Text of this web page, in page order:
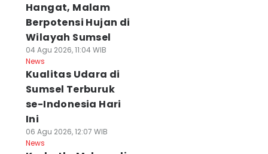
Hangat, Malam
Berpotensi Hujan di
Wilayah Sumsel
04 Agu 2026, 11:04 WIB
News
Kualitas Udara di
Sumsel Terburuk
se-Indonesia Hari
Ini
06 Agu 2026, 12:07 WIB
News